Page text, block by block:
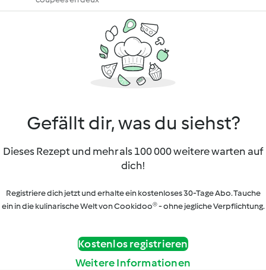
Gefällt dir, was du siehst?
Dieses Rezept und mehr als 100 000 weitere warten auf
dich!
Registriere dich jetzt und erhalte ein kostenloses 30-Tage Abo. Tauche
ein in die kulinarische Welt von Cookidoo® - ohne jegliche Verpflichtung.
Kostenlos registrieren
Weitere Informationen